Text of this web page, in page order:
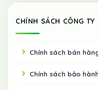
CHÍNH SÁCH CÔNG TY
Chính sách bán
Chính sách bảo